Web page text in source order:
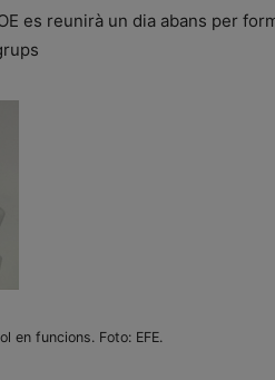
es reunirà un dia abans per
en funcions. Foto: EFE.